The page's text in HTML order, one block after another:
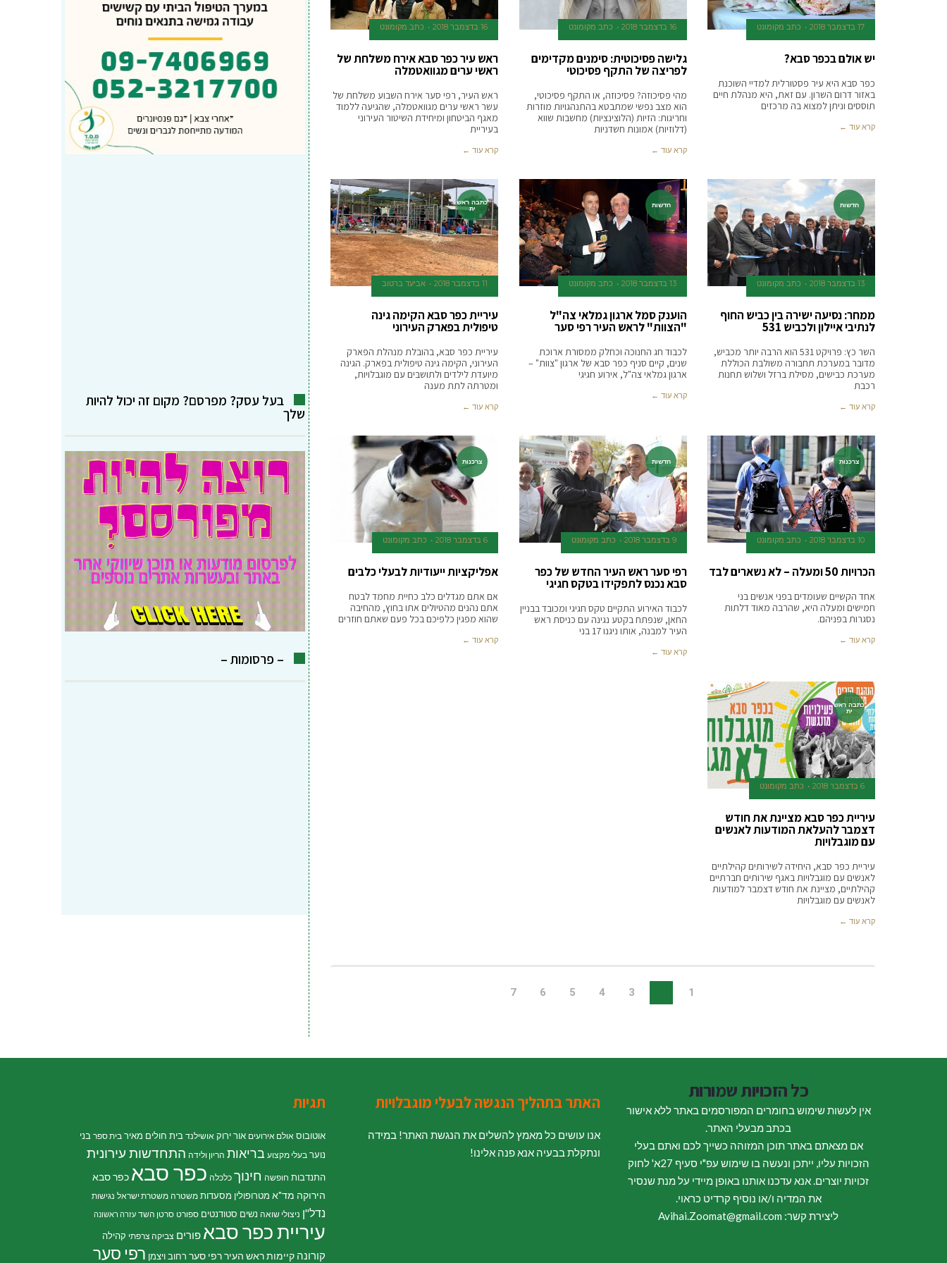
17 בדצמבר 2018 כתב מקומונט
יש אולם בכפר סבא?
כפר סבא היא עיר פסטורלית למדיי השוכנת
באזור דרום השרון. עם זאת, היא מנהלת חיים
תוססים וניתן למצוא בה מרכזים
קרא עוד ←
16 בדצמבר 2018 כתב מקומונט
גלישה פסיכוטית: סימנים מקדימים
לפריצה של התקף פסיכוטי
מהי פסיכוזה? פסיכוזה, או התקף פסיכוטי,
הוא מצב נפשי שמתבטא בהתנהגויות מוזרות
וחריגות: הזיות (הלוצינציות) מחשבות שווא
(דלוזיות) אמונות חשדניות
קרא עוד ←
16 בדצמבר 2018 כתב מקומונט
ראש עיר כפר סבא אירח משלחת של
ראשי ערים מגוואטמלה
ראש העיר, רפי סער אירח השבוע משלחת של
עשר ראשי ערים מגוואטמלה, שהגיעה ללמוד
מאגף הביטחון ומיחידת השיטור העירוני
בעיריית
קרא עוד ←
חדשות
13 בדצמבר 2018 כתב מקומונט
ממחר: נסיעה ישירה בין כביש החוף
לנתיבי איילון ולכביש 531
השר כץ: פרויקט 531 הוא הרבה יותר מכביש,
מדובר במערכת תחבורה משולבת הכוללת
מערכת כבישים, מסילת ברזל ושלוש תחנות
רכבת
קרא עוד ←
חדשות
13 בדצמבר 2018 כתב מקומונט
הוענק סמל ארגון גמלאי צה"ל
"הצוות" לראש העיר רפי סער
לכבוד חג החנוכה וכחלק ממסורת ארוכת
שנים, קיים סניף כפר סבא של ארגון "צוות" –
ארגון גמלאי צה"ל, אירוע חגיגי
קרא עוד ←
כתבה ראש
ית
11 בדצמבר 2018 אביעד ברטוב
עיריית כפר סבא הקימה גינה
טיפולית בפארק העירוני
עיריית כפר סבא, בהובלת מנהלת הפארק
העירוני, הקימה גינה טיפולית בפארק. הגינה
מיועדת לילדים ולתושבים עם מוגבלויות,
ומטרתה לתת מענה
קרא עוד ←
צרכנות
10 בדצמבר 2018 כתב מקומונט
הכרויות 50 ומעלה – לא נשארים לבד
אחד הקשיים שעומדים בפני אנשים בני
חמישים ומעלה היא, שהרבה מאוד דלתות
נסגרות בפניהם.
קרא עוד ←
חדשות
9 בדצמבר 2018 כתב מקומונט
רפי סער ראש העיר החדש של כפר
סבא נכנס לתפקידו בטקס חגיגי
לכבוד האירוע התקיים טקס חגיגי ומכובד בבניין
החאן, שנפתח בקטע נגינה עם כניסת ראש
העיר למבנה, אותו ניגנו 17 בני
קרא עוד ←
צרכנות
6 בדצמבר 2018 כתב מקומונט
אפליקציות ייעודיות לבעלי כלבים
אם אתם מגדלים כלב כחיית מחמד לבטח
אתם נהנים מהטיולים אתו בחוץ, מהחיבה
שהוא מפגין כלפיכם בכל פעם שאתם חוזרים
קרא עוד ←
כתבה ראש
ית
6 בדצמבר 2018 כתב מקומונט
עיריית כפר סבא מציינת את חודש
דצמבר להעלאת המודעות לאנשים
עם מוגבלויות
עיריית כפר סבא, היחידה לשירותים קהילתיים
לאנשים עם מוגבלויות באגף שירותים חברתיים
קהילתיים, מציינת את חודש דצמבר למודעות
לאנשים עם מוגבלויות
קרא עוד ←
1
3
4
5
6
7
בעל עסק? מפרסם? מקום זה יכול להיות
שלך
– פרסומות –
כל הזכויות שמורות
אין לעשות שימוש בחומרים המפורסמים באתר ללא אישור
בכתב מבעלי האתר.
אם מצאתם באתר תוכן המזוהה כשייך לכם ואתם בעלי
הזכויות עליו, ייתכן ונעשה בו שימוש עפ"י סעיף 27א' לחוק
זכויות יוצרים. אנא עדכנו אותנו באופן מיידי על מנת שנסיר
את המדיה ו/או נוסיף קרדיט כראוי.
ליצירת קשר: Avihai.Zoomat@gmail.com
האתר בתהליך הנגשה לבעלי מוגבלויות
אנו עושים כל מאמץ להשלים את הנגשת האתר! במידה
ונתקלת בבעיה אנא פנה אלינו!
תגיות
אוטובוס אולם אירועים אור ירוק אושילנד בית חולים מאיר בית ספר בני
נוער בעלי מקצוע בריאות הריון ולידה התחדשות עירונית
התנדבות חופשה חינוך כלכלה כפר סבא כפר סבא
הירוקה מד"א מטרופולין מסעדות משטרה משטרת ישראל נגישות
נדל"ן ניצולי שואה נשים סטודנטים ספורט סרטן השד עזרה ראשונה
עיריית כפר סבא פורים צביקה צרפתי קהילה
קורונה קיימותראש העיר רפי סער רחוב ויצמן רפי סער